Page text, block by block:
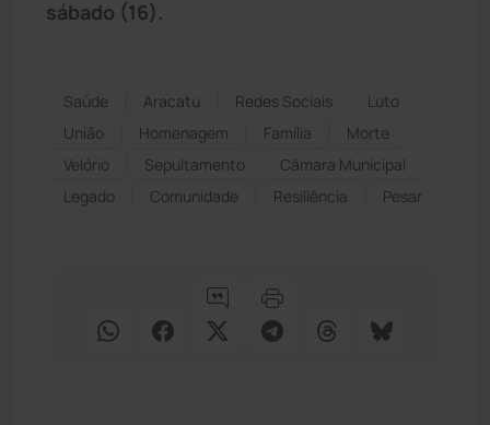
sábado (16).
Saúde Aracatu Redes Sociais
Luto
União
Homenagem Família
Morte
Velório
Sepultamento
Câmara Municipal
Legado
Comunidade Resiliência Pesar